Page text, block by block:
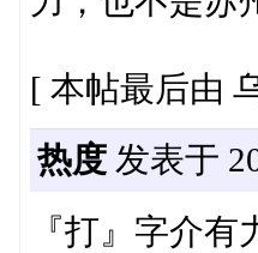
[ 本帖最后由
热度发表于
『打』字介